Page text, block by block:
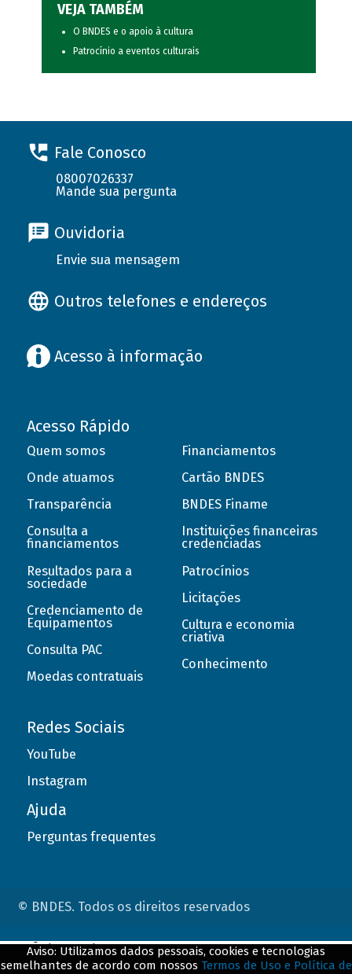
VEJA TAMBÉM
O BNDES e o apoio à cultura
Patrocínio a eventos culturais
Fale Conosco
08007026337
Mande sua pergunta
Ouvidoria
Envie sua mensagem
Outros telefones e endereços
Acesso à informação
Acesso Rápido
Quem somos
Onde atuamos
Transparência
Consulta a
financiamentos
Resultados para a
sociedade
Credenciamento de
Equipamentos
Consulta PAC
Moedas contratuais
Financiamentos
Cartão BNDES
BNDES Finame
Instituições financeiras
credenciadas
Patrocínios
Licitações
Cultura e economia
criativa
Conhecimento
Redes Sociais
YouTube
Instagram
Ajuda
Perguntas frequentes
© BNDES. Todos os direitos reservados
Aviso: Utilizamos dados pessoais, cookies e tecnologias
semelhantes de acordo com nossos Termos de Uso e Política de
ConteÃºdo complementar